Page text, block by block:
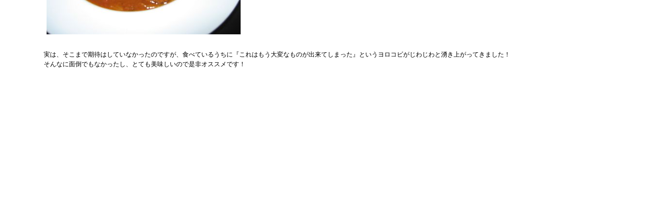
実は、そこまで期待はしていなかったのですが、食べているうちに『これはもう大変なものが出来てしまった』というヨロコビがじわじわと湧き上がってきました！
そんなに面倒でもなかったし、とても美味しいので是非オススメです！